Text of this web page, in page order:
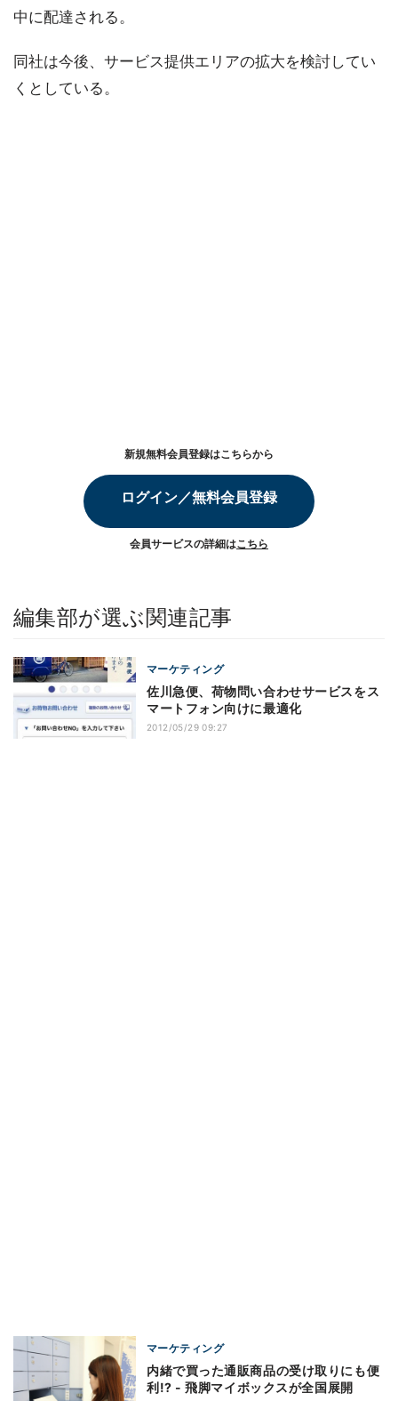
中に配達される。
同社は今後、サービス提供エリアの拡大を検討してい
くとしている。
新規無料会員登録はこちらから
ログイン／無料会員登録
会員サービスの詳細はこちら
編集部が選ぶ関連記事
マーケティング
佐川急便、荷物問い合わせサービスをス
マートフォン向けに最適化
2012/05/29 09:27
マーケティング
内緒で買った通販商品の受け取りにも便
利!? - 飛脚マイボックスが全国展開